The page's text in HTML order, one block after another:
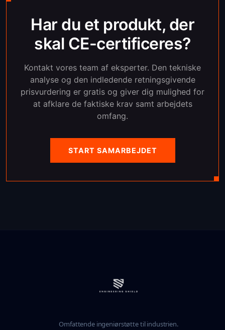
Har du et produkt, der
skal CE-certificeres?
Kontakt vores team af eksperter. Den tekniske
analyse og den indledende retningsgivende
prisvurdering er gratis og giver dig mulighed for
at afklare de faktiske krav samt arbejdets
omfang.
START SAMARBEJDET
Omfattende ingeniørstøtte til industrien.